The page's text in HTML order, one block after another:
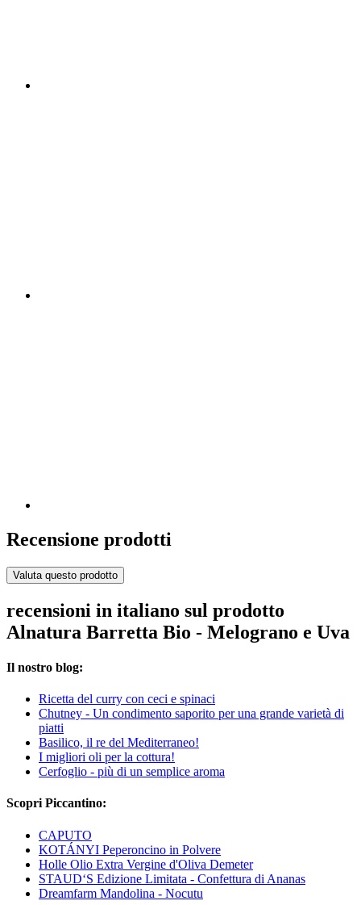
Recensione prodotti
Valuta questo prodotto
recensioni in italiano sul prodotto
Alnatura Barretta Bio - Melograno e Uva
Il nostro blog:
Ricetta del curry con ceci e spinaci
Chutney - Un condimento saporito per una grande varietà di
piatti
Basilico, il re del Mediterraneo!
I migliori oli per la cottura!
Cerfoglio - più di un semplice aroma
Scopri Piccantino:
CAPUTO
KOTÁNYI Peperoncino in Polvere
Holle Olio Extra Vergine d'Oliva Demeter
STAUD‘S Edizione Limitata - Confettura di Ananas
Dreamfarm Mandolina - Nocutu